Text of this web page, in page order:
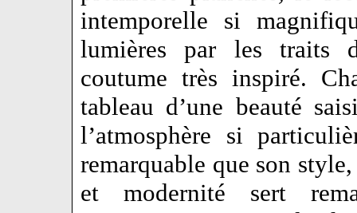
intemporelle si
lumières par les traits
coutume très inspiré.
tableau d’une beauté
l’atmosphère si
remarquable que son
et modernité sert